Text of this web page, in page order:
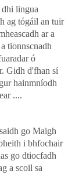
dhi lingua
ag tógáil an tuir
ar a
tionnscnadh
ó
Gidh d'fhan sí
hainmníodh
....
go Maigh
i bhfochair
go dtiocfadh
a scoil sa